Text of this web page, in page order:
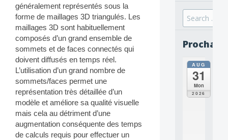
généralement représentés sous la
forme de maillages 3D triangulés. Les
maillages 3D sont habituellement
composés d’un grand ensemble de
sommets et de faces connectés qui
doivent diffusés en temps réel.
L’utilisation d’un grand nombre de
sommets/faces permet une
représentation très détaillée d’un
modèle et améliore sa qualité visuelle
mais cela au détriment d’une
augmentation conséquente des temps
de calculs requis pour effectuer un
Search
for:
AUG
31
Mon
2026